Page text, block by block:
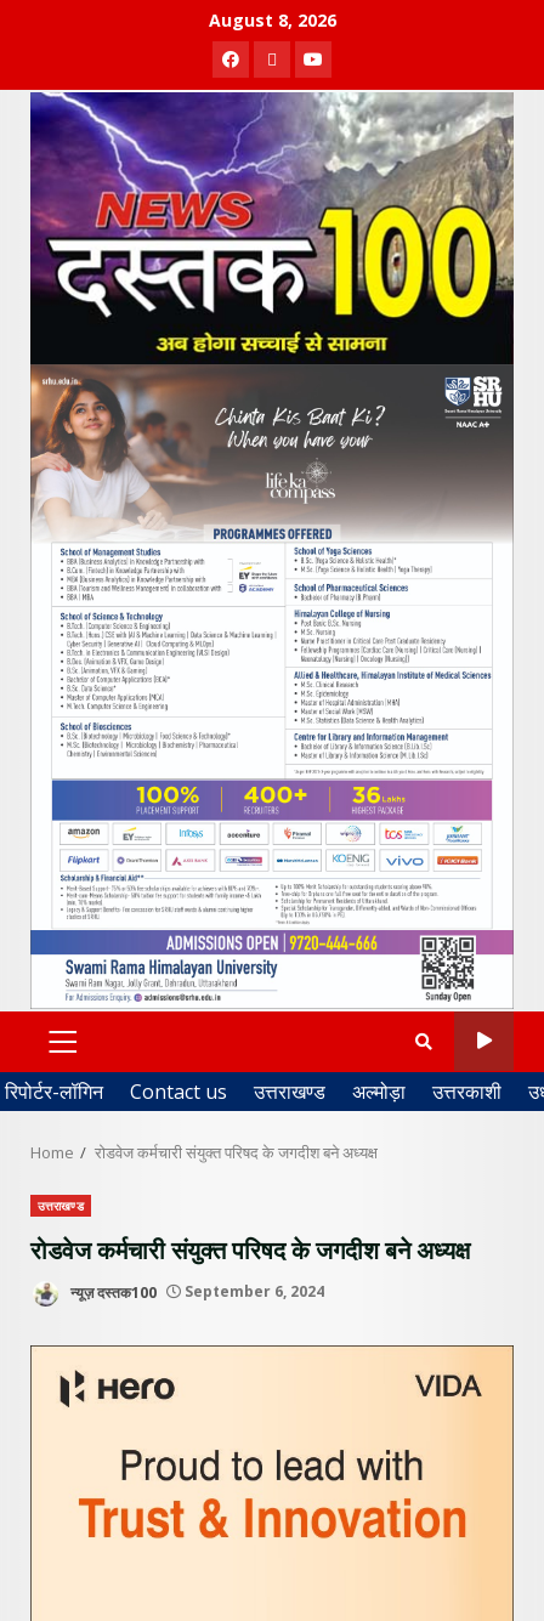
August 8, 2026
Facebook
TwitterYoutube
PRIMARY
MENU
रिपोर्टर-लॉगिन Contact us उत्तराखण्ड अल्मोड़ा उत्तरकाशी
Home रोडवेज कर्मचारी संयुक्त परिषद के जगदीश बने अध्यक्ष
उत्तराखण्ड
रोडवेज कर्मचारी संयुक्त परिषद के जगदीश बने अध्यक्ष
न्यूज़ दस्तक100 September 6, 2024